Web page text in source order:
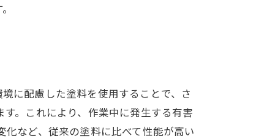
に配慮した塗料を使用することで、さ
。これにより、作業中に発生する有害
など、従来の塗料に比べて性能が高い